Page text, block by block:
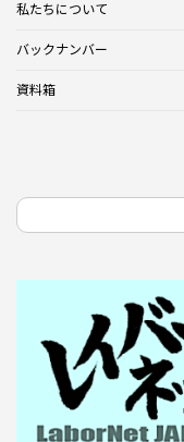
私たちについて
バックナンバー
資料箱